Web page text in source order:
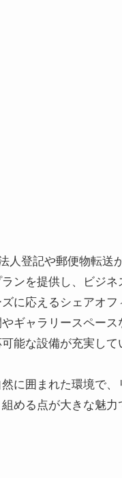
人登記や郵便物転送
ンを提供し、ビジネ
に応えるシェアオフ
ギャラリースペース
能な設備が充実して
に囲まれた環境で、
める点が大きな魅力